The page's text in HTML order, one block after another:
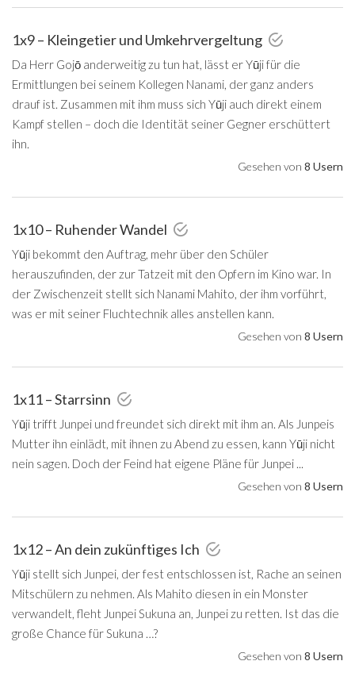
1x9 – Kleingetier und Umkehrvergeltung
Da Herr Gojō anderweitig zu tun hat, lässt er Yūji für die
Ermittlungen bei seinem Kollegen Nanami, der ganz anders
drauf ist. Zusammen mit ihm muss sich Yūji auch direkt einem
Kampf stellen – doch die Identität seiner Gegner erschüttert
ihn.
Gesehen von 8 Usern
1x10 – Ruhender Wandel
Yūji bekommt den Auftrag, mehr über den Schüler
herauszufinden, der zur Tatzeit mit den Opfern im Kino war. In
der Zwischenzeit stellt sich Nanami Mahito, der ihm vorführt,
was er mit seiner Fluchtechnik alles anstellen kann.
Gesehen von 8 Usern
1x11 – Starrsinn
Yūji trifft Junpei und freundet sich direkt mit ihm an. Als Junpeis
Mutter ihn einlädt, mit ihnen zu Abend zu essen, kann Yūji nicht
nein sagen. Doch der Feind hat eigene Pläne für Junpei ...
Gesehen von 8 Usern
1x12 – An dein zukünftiges Ich
Yūji stellt sich Junpei, der fest entschlossen ist, Rache an seinen
Mitschülern zu nehmen. Als Mahito diesen in ein Monster
verwandelt, fleht Junpei Sukuna an, Junpei zu retten. Ist das die
große Chance für Sukuna …?
Gesehen von 8 Usern